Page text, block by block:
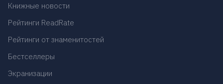
Книжные новости
Рейтинги ReadRate
Рейтинги от знаменитостей
Бестселлеры
Экранизации